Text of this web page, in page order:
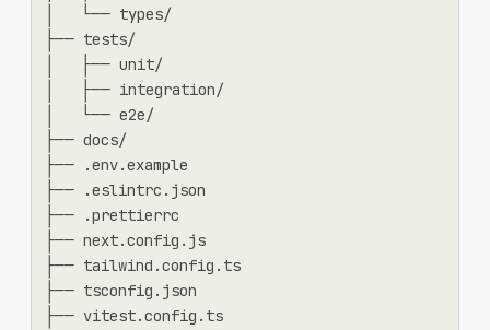
│   └── types/
├── tests/
│   ├── unit/
│   ├── integration/
│   └── e2e/
├── docs/
├── .env.example
├── .eslintrc.json
├── .prettierrc
├── next.config.js
├── tailwind.config.ts
├── tsconfig.json
├── vitest.config.ts